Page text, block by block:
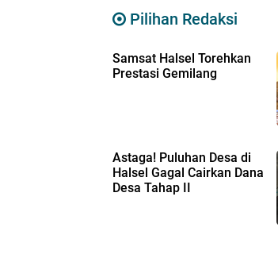
Pilihan Redaksi
Samsat Halsel Torehkan
Prestasi Gemilang
Astaga! Puluhan Desa di
Halsel Gagal Cairkan Dana
Desa Tahap II